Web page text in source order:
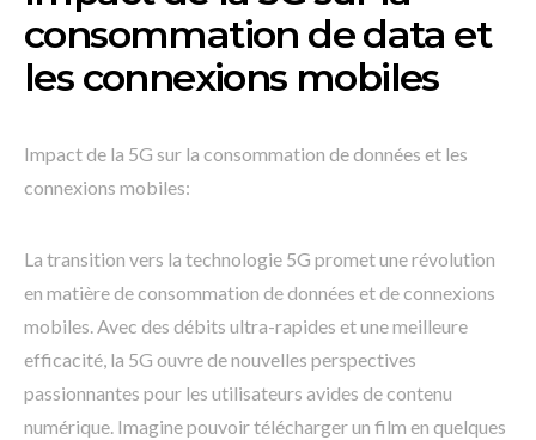
consommation de data et
les connexions mobiles
Impact de la 5G sur la consommation de données et les
connexions mobiles:
La transition vers la technologie 5G promet une révolution
en matière de consommation de données et de connexions
mobiles. Avec des débits ultra-rapides et une meilleure
efficacité, la 5G ouvre de nouvelles perspectives
passionnantes pour les utilisateurs avides de contenu
numérique. Imagine pouvoir télécharger un film en quelques